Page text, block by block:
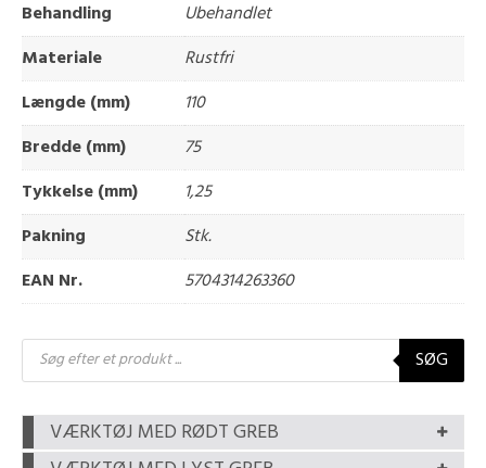
Behandling
Ubehandlet
Materiale
Rustfri
Længde (mm)
110
Bredde (mm)
75
Tykkelse (mm)
1,25
Pakning
Stk.
EAN Nr.
5704314263360
Products
search SØG
VÆRKTØJ MED RØDT GREB